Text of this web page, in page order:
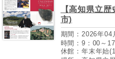
【高知県立
市)
期間：2026年04
時間：9：00～
休館：年末年始